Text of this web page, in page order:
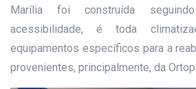
Marília foi construída
acessibilidade, é toda
equipamentos específicos para a
provenientes, principalmente, da